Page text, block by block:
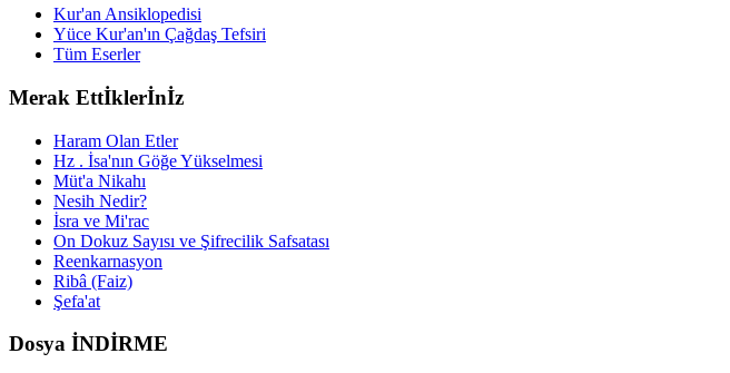
Kur'an Ansiklopedisi
Yüce Kur'an'ın Çağdaş Tefsiri
Tüm Eserler
Merak Ettİklerİnİz
Haram Olan Etler
Hz . İsa'nın Göğe Yükselmesi
Müt'a Nikahı
Nesih Nedir?
İsra ve Mi'rac
On Dokuz Sayısı ve Şifrecilik Safsatası
Reenkarnasyon
Ribâ (Faiz)
Şefa'at
Dosya İNDİRME